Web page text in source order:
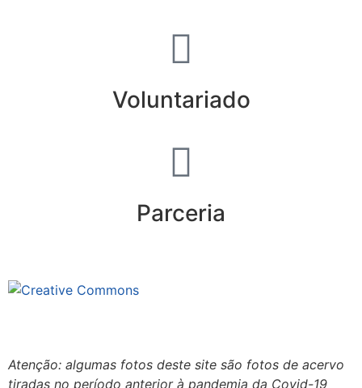
Voluntariado
Parceria
Atenção: algumas fotos deste site são fotos de acervo
tiradas no período anterior à pandemia da Covid-19